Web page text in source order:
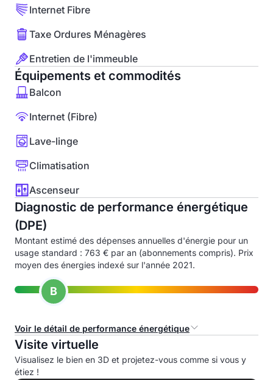
Internet Fibre
Taxe Ordures Ménagères
Entretien de l'immeuble
Équipements et commodités
Balcon
Internet (Fibre)
Lave-linge
Climatisation
Ascenseur
Diagnostic de performance énergétique
(DPE)
Montant estimé des dépenses annuelles d'énergie pour un
usage standard : 763 € par an (abonnements compris). Prix
moyen des énergies indexé sur l'année 2021.
B
Voir le détail de performance énergétique
Consommation d'énergie primaire (CEP)
Visite virtuelle
Visualisez le bien en 3D et projetez-vous comme si vous y
étiez !